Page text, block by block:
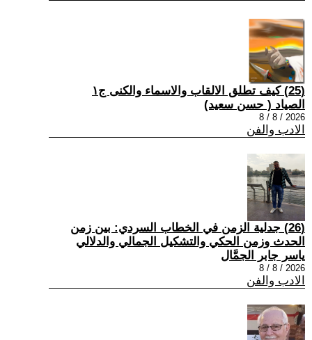
(25) كيف تطلق الالقاب والاسماء والكنى ج١
الصياد ‏( حسن سعيد‏)
2026 / 8 / 8
الادب والفن
(26) جدلية الزمن في الخطاب السردي: بين زمن
الحدث وزمن الحكي والتشكيل الجمالي والدلالي
ياسر جابر الجمَّال
2026 / 8 / 8
الادب والفن